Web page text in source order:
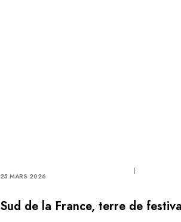
25 MARS 2026
Sud de la France, terre de